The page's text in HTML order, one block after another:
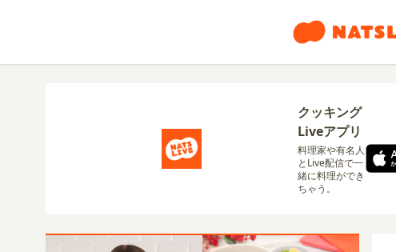
クッキング
Liveアプリ
料理家や有名人
とLive配信で一
緒に料理ができ
ちゃう。